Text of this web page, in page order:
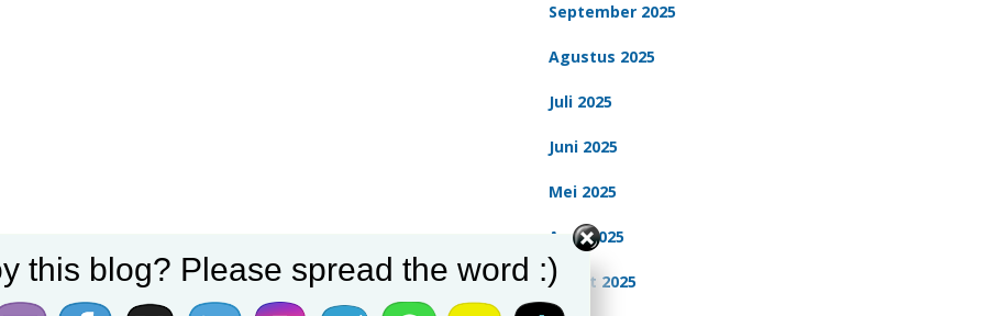
September 2025
Agustus 2025
Juli 2025
Juni 2025
Mei 2025
April 2025
Maret 2025
this blog? Please spread the word :)